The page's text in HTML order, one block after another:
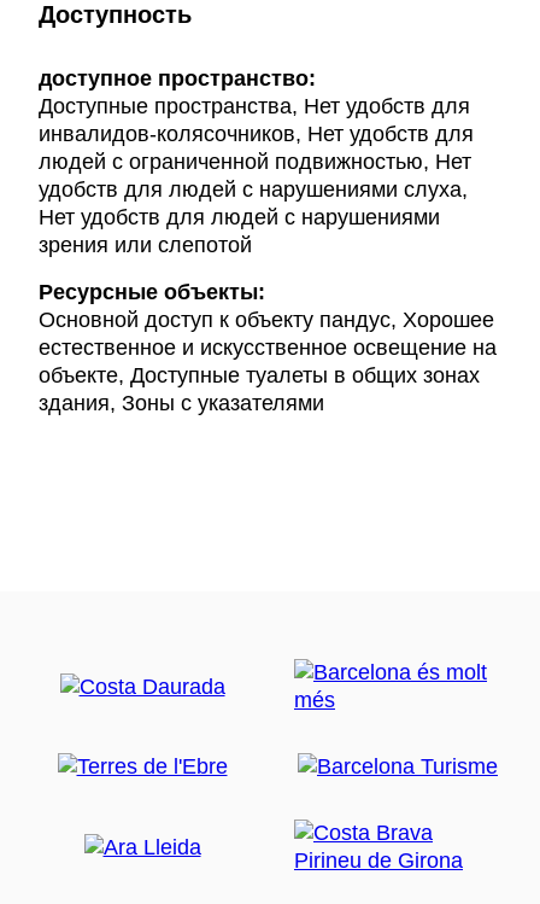
Доступность
доступное пространство:
Доступные пространства, Нет удобств для
инвалидов-колясочников, Нет удобств для
людей с ограниченной подвижностью, Нет
удобств для людей с нарушениями слуха,
Нет удобств для людей с нарушениями
зрения или слепотой
Ресурсные объекты:
Основной доступ к объекту пандус, Хорошее
естественное и искусственное освещение на
объекте, Доступные туалеты в общих зонах
здания, Зоны с указателями